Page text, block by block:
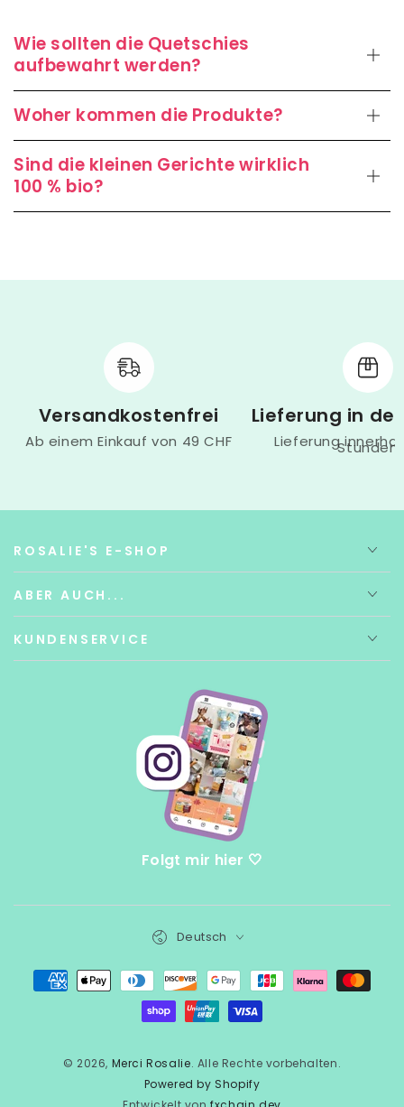
Wie sollten die Quetschies
aufbewahrt werden?
Woher kommen die Produkte?
Sind die kleinen Gerichte wirklich
100 % bio?
Versandkostenfrei
Ab einem Einkauf von 49 CHF
Lieferung in
LieferungStunden
ROSALIE'S E-SHOP
ABER AUCH...
KUNDENSERVICE
Folgt mir hier 🤍
© 2026, Merci Rosalie. Alle Rechte vorbehalten.
Powered by Shopify
Deutsch
Zahlungsmöglichkeiten